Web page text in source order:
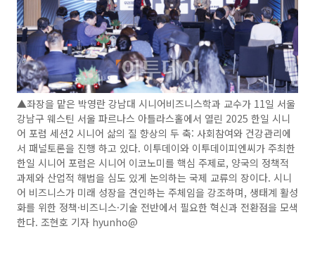
▲좌장을 맡은 박영란 강남대 시니어비즈니스학과 교수가 11일 서울
강남구 웨스틴 서울 파르나스 아틀라스홀에서 열린 2025 한일 시니
어 포럼 세션2 시니어 삶의 질 향상의 두 축: 사회참여와 건강관리에
서 패널토론을 진행 하고 있다. 이투데이와 이투데이피엔씨가 주최한
한일 시니어 포럼은 시니어 이코노미를 핵심 주제로, 양국의 정책적
과제와 산업적 해법을 심도 있게 논의하는 국제 교류의 장이다. 시니
어 비즈니스가 미래 성장을 견인하는 주체임을 강조하며, 생태계 활성
화를 위한 정책·비즈니스·기술 전반에서 필요한 혁신과 전환점을 모색
한다. 조현호 기자 hyunho@